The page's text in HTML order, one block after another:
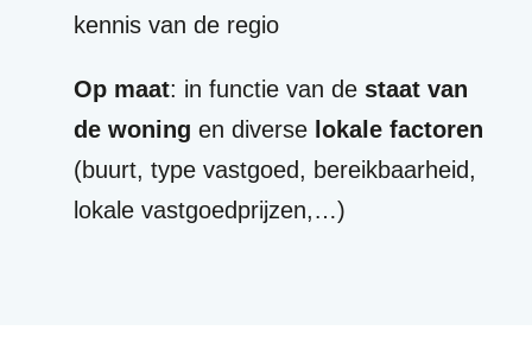
kennis van de regio
Op maat: in functie van de staat van
de woning en diverse lokale factoren
(buurt, type vastgoed, bereikbaarheid,
lokale vastgoedprijzen,…)